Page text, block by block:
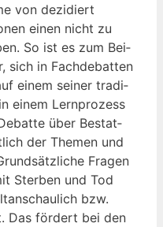
von dezi­diert
einen nicht zu
So ist es zum Bei­
sich in Fach­de­bat­ten
einem sei­ner tra­di­
einem Lern­pro­zess
über Bestat­
der The­men und
Fra­gen
Ster­ben und Tod
bzw.
Das för­dert bei den